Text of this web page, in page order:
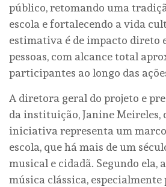
público, retomando uma
escola e fortalecendo a vida
estimativa é de impacto direto
pessoas, com alcance total
participantes ao longo das
A diretora geral do projeto e
da instituição, Janine Meireles,
iniciativa representa um
escola, que há mais de um
musical e cidadã. Segundo ela,
música clássica, especialmente